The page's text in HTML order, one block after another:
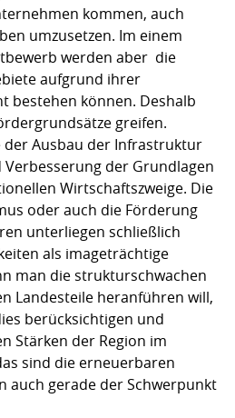
kommen, auch
umzusetzen. Im einem
werden aber die
aufgrund ihrer
bestehen können. Deshalb
greifen.
Ausbau der Infrastruktur
der Grundlagen
Wirtschaftszweige. Die
oder auch die Förderung
unterliegen schließlich
als imageträchtige
man die strukturschwachen
Landesteile heranführen will,
berücksichtigen und
Stärken der Region im
sind die erneuerbaren
auch gerade der Schwerpunkt